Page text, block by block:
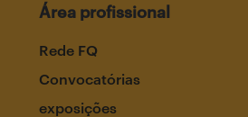
Área profissional
Rede FQ
Convocatórias
exposições